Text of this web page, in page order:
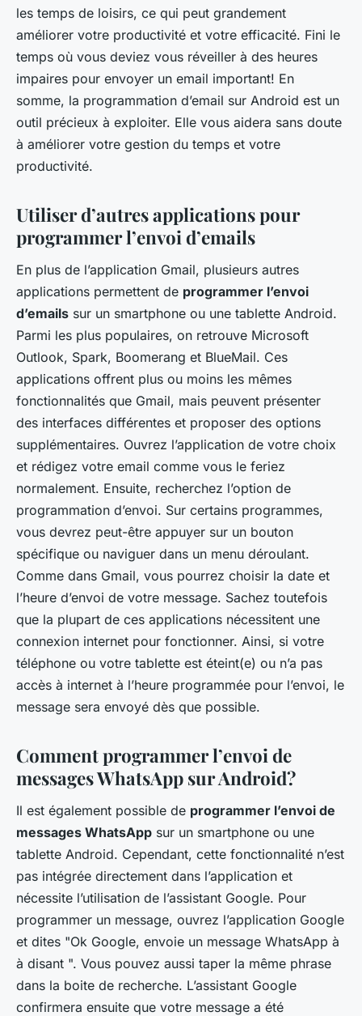
les temps de loisirs, ce qui peut grandement
améliorer votre productivité et votre efficacité. Fini le
temps où vous deviez vous réveiller à des heures
impaires pour envoyer un email important! En
somme, la programmation d’email sur Android est un
outil précieux à exploiter. Elle vous aidera sans doute
à améliorer votre gestion du temps et votre
productivité.
Utiliser d’autres applications pour
programmer l’envoi d’emails
En plus de l’application Gmail, plusieurs autres
applications permettent de programmer l’envoi
d’emails sur un smartphone ou une tablette Android.
Parmi les plus populaires, on retrouve Microsoft
Outlook, Spark, Boomerang et BlueMail. Ces
applications offrent plus ou moins les mêmes
fonctionnalités que Gmail, mais peuvent présenter
des interfaces différentes et proposer des options
supplémentaires. Ouvrez l’application de votre choix
et rédigez votre email comme vous le feriez
normalement. Ensuite, recherchez l’option de
programmation d’envoi. Sur certains programmes,
vous devrez peut-être appuyer sur un bouton
spécifique ou naviguer dans un menu déroulant.
Comme dans Gmail, vous pourrez choisir la date et
l’heure d’envoi de votre message. Sachez toutefois
que la plupart de ces applications nécessitent une
connexion internet pour fonctionner. Ainsi, si votre
téléphone ou votre tablette est éteint(e) ou n’a pas
accès à internet à l’heure programmée pour l’envoi, le
message sera envoyé dès que possible.
Comment programmer l’envoi de
messages WhatsApp sur Android?
Il est également possible de programmer l’envoi de
messages WhatsApp sur un smartphone ou une
tablette Android. Cependant, cette fonctionnalité n’est
pas intégrée directement dans l’application et
nécessite l’utilisation de l’assistant Google. Pour
programmer un message, ouvrez l’application Google
et dites "Ok Google, envoie un message WhatsApp à
à disant ". Vous pouvez aussi taper la même phrase
dans la boite de recherche. L’assistant Google
confirmera ensuite que votre message a été